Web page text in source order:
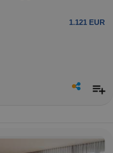
1.121 EUR